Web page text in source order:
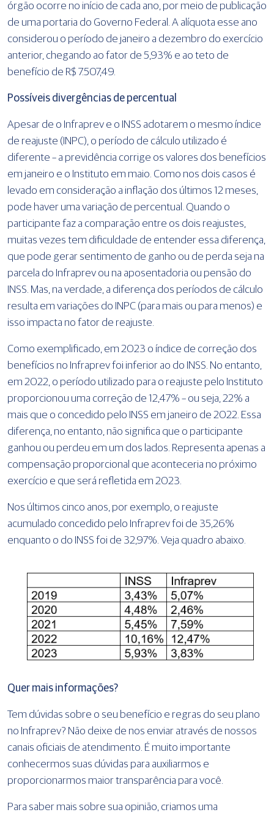
órgão ocorre no início de cada ano, por meio de publicação
de uma portaria do Governo Federal. A alíquota esse ano
considerou o período de janeiro a dezembro do exercício
anterior, chegando ao fator de 5,93% e ao teto de
benefício de R$ 7.507,49.
Possíveis divergências de percentual
Apesar de o Infraprev e o INSS adotarem o mesmo índice
de reajuste (INPC), o período de cálculo utilizado é
diferente – a previdência corrige os valores dos benefícios
em janeiro e o Instituto em maio. Como nos dois casos é
levado em consideração a inflação dos últimos 12 meses,
pode haver uma variação de percentual. Quando o
participante faz a comparação entre os dois reajustes,
muitas vezes tem dificuldade de entender essa diferença,
que pode gerar sentimento de ganho ou de perda seja na
parcela do Infraprev ou na aposentadoria ou pensão do
INSS. Mas, na verdade, a diferença dos períodos de cálculo
resulta em variações do INPC (para mais ou para menos) e
isso impacta no fator de reajuste.
Como exemplificado, em 2023 o índice de correção dos
benefícios no Infraprev foi inferior ao do INSS. No entanto,
em 2022, o período utilizado para o reajuste pelo Instituto
proporcionou uma correção de 12,47% – ou seja, 22% a
mais que o concedido pelo INSS em janeiro de 2022. Essa
diferença, no entanto, não significa que o participante
ganhou ou perdeu em um dos lados. Representa apenas a
compensação proporcional que aconteceria no próximo
exercício e que será refletida em 2023.
Nos últimos cinco anos, por exemplo, o reajuste
acumulado concedido pelo Infraprev foi de 35,26%
enquanto o do INSS foi de 32,97%. Veja quadro abaixo.
Quer mais informações?
Tem dúvidas sobre o seu benefício e regras do seu plano
no Infraprev? Não deixe de nos enviar através de nossos
canais oficiais de atendimento. É muito importante
conhecermos suas dúvidas para auxiliarmos e
proporcionarmos maior transparência para você.
Para saber mais sobre sua opinião, criamos uma